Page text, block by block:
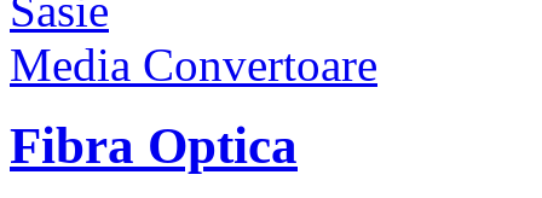
Media Convertoare
Fibra Optica